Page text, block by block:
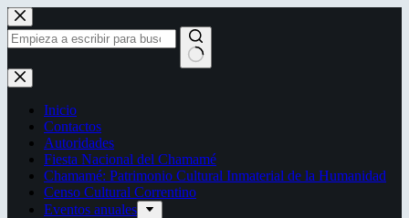
Saltar
al
contenido
Sin
resultados
Inicio
Contactos
Autoridades
Fiesta Nacional del Chamamé
Chamamé: Patrimonio Cultural Inmaterial de la Humanidad
Censo Cultural Correntino
Eventos anuales